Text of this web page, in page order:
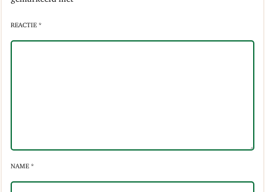
REACTIE *
NAME *